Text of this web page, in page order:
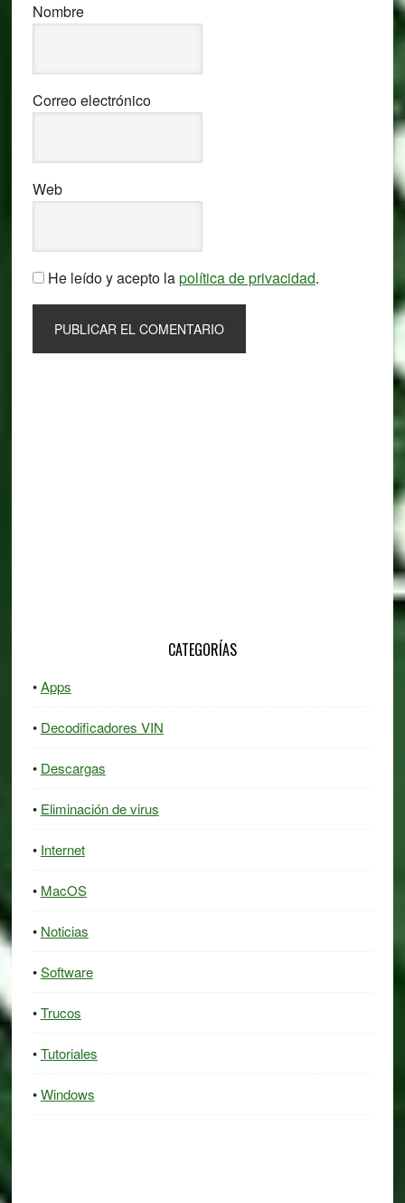
Nombre
Correo electrónico
Web
He leído y acepto lapolítica de privacidad.
CATEGORÍAS
Apps
Decodificadores VIN
Descargas
Eliminación de virus
Internet
MacOS
Noticias
Software
Trucos
Tutoriales
Windows